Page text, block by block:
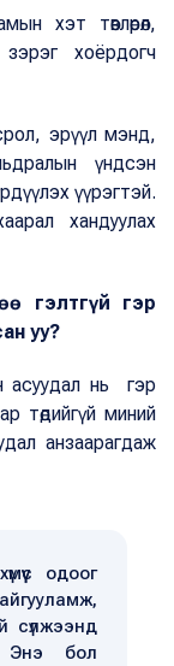
хэт төвлөрөл,
хоёрдогч
эрүүл мэнд,
үндсэн
үүрэгтэй.
хандуулах
гэлтгүй гэр
уу?
асуудал нь гэр
төдийгүй миний
анзаарагдаж
одоог
сүлжээнд
Энэ бол